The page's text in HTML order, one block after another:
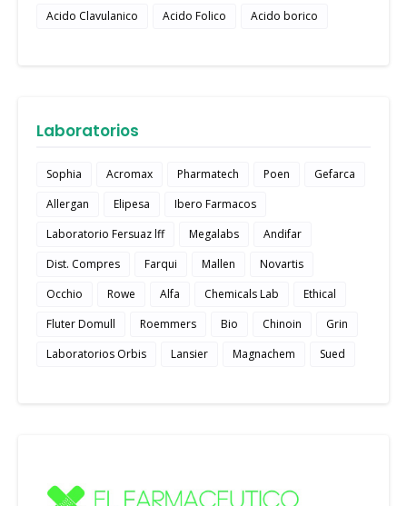
Acido Clavulanico
Acido Folico Acido borico
Laboratorios
Sophia Acromax Pharmatech Poen
Gefarca
Allergan
Elipesa
Ibero Farmacos
Laboratorio Fersuaz lff
Megalabs
Andifar
Dist. Compres
Farqui Mallen
Novartis
Occhio
Rowe Alfa Chemicals Lab
Ethical
Fluter Domull
Roemmers Bio Chinoin
Grin
Laboratorios Orbis
Lansier Magnachem Sued